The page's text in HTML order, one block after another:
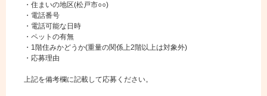
・住まいの地区(松戸市○○)
・電話番号
・電話可能な日時
・ペットの有無
・1階住みかどうか(重量の関係上2階以上は対象外)
・応募理由
上記を備考欄に記載して応募ください。